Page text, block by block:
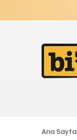
Ana Sayfa